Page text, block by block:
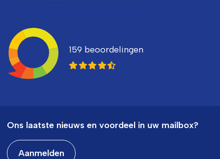
159 beoordelingen
Ons laatste nieuws en voordeel in uw mailbox?
Aanmelden